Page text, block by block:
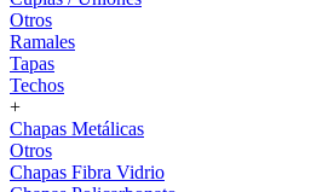
Otros
Ramales
Tapas
Techos
+
Chapas Metálicas
Otros
Chapas Fibra Vidrio